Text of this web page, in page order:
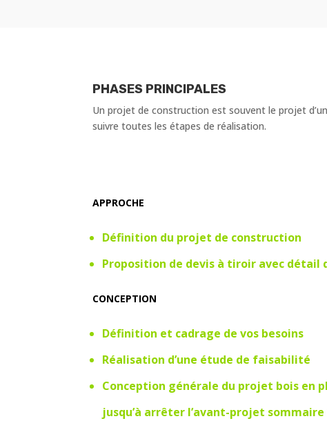
PHASES PRINCIPALES
Un projet de construction est souvent le projet
suivre toutes les étapes de réalisation.
APPROCHE
Définition du projet de construction
Proposition de devis à tiroir avec détail
CONCEPTION
Définition et cadrage de vos besoins
Réalisation d’une étude de faisabilité
Conception générale du projet bois en
jusqu’à arrêter l’avant-projet sommaire